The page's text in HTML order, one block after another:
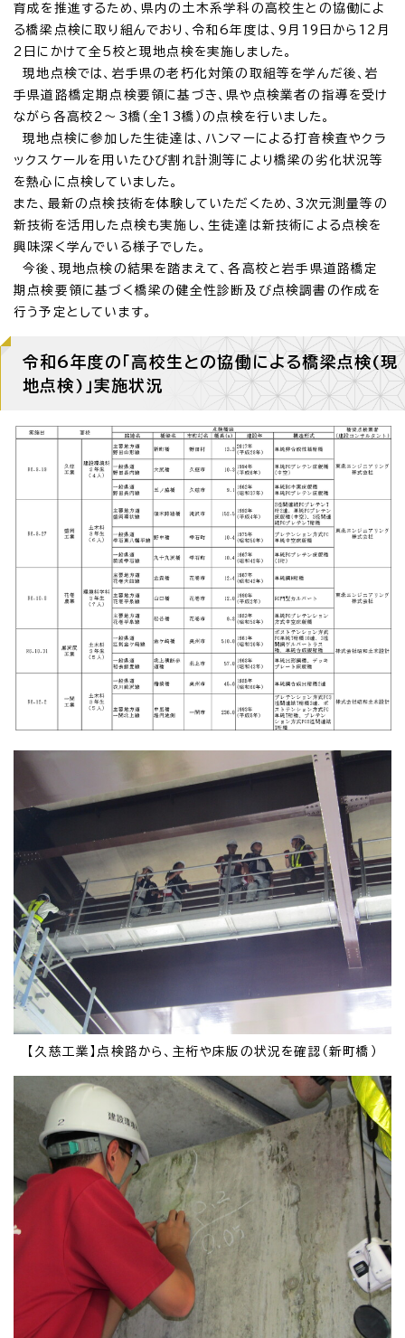
育成を推進するため、県内の土木系学科の高校生との協働によ
る橋梁点検に取り組んでおり、令和6年度は、9月19日から12月
2日にかけて全5校と現地点検を実施しました。
現地点検では、岩手県の老朽化対策の取組等を学んだ後、岩
手県道路橋定期点検要領に基づき、県や点検業者の指導を受け
ながら各高校2～3橋（全13橋）の点検を行いました。
現地点検に参加した生徒達は、ハンマーによる打音検査やクラ
ックスケールを用いたひび割れ計測等により橋梁の劣化状況等
を熱心に点検していました。
また、最新の点検技術を体験していただくため、3次元測量等の
新技術を活用した点検も実施し、生徒達は新技術による点検を
興味深く学んでいる様子でした。
今後、現地点検の結果を踏まえて、各高校と岩手県道路橋定
期点検要領に基づく橋梁の健全性診断及び点検調書の作成を
行う予定としています。
令和6年度の「高校生との協働による橋梁点検(現
地点検)」実施状況
【久慈工業】点検路から、主桁や床版の状況を確認（新町橋）